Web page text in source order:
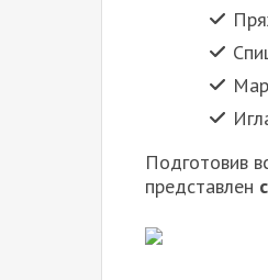
Подготовив
представлен